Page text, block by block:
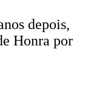
depois,
Honra por